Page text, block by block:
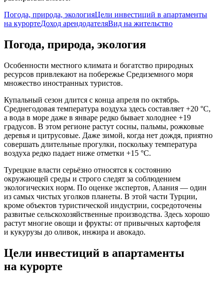
Погода, природа, экологияЦели инвестиций в апартаменты
на курортеДоход арендодателяВид на жительство
Погода, природа, экология
Особенности местного климата и богатство природных
ресурсов привлекают на побережье Средиземного моря
множество иностранных туристов.
Купальный сезон длится с конца апреля по октябрь.
Среднегодовая температура воздуха здесь составляет +20 °С,
а вода в море даже в январе редко бывает холоднее +19
градусов. В этом регионе растут сосны, пальмы, рожковые
деревья и цитрусовые. Даже зимой, когда нет дождя, приятно
совершать длительные прогулки, поскольку температура
воздуха редко падает ниже отметки +15 °C.
Турецкие власти серьёзно относятся к состоянию
окружающей среды и строго следят за соблюдением
экологических норм. По оценке экспертов, Алания — один
из самых чистых уголков планеты. В этой части Турции,
кроме объектов туристической индустрии, сосредоточены
развитые сельскохозяйственные производства. Здесь хорошо
растут многие овощи и фрукты: от привычных картофеля
и кукурузы до оливок, инжира и авокадо.
Цели инвестиций в апартаменты
на курорте